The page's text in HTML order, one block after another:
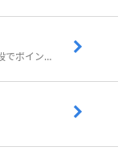
歩いたりアンケート回答など幅広い手段でポイントをゲット